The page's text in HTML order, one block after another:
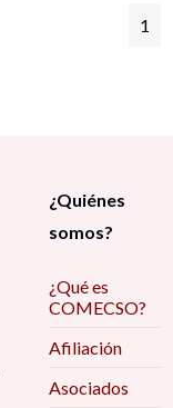
1
¿Quiénes
somos?
¿Qué es
COMECSO?
Afiliación
Asociados